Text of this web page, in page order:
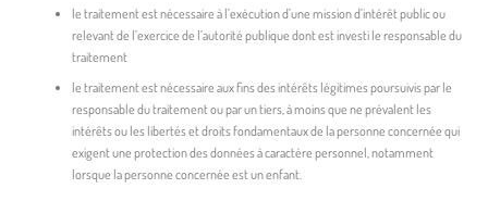
le traitement est nécessaire à l’exécution d’une mission d’intérêt public ou
relevant de l’exercice de l’autorité publique dont est investi le responsable du
traitement
le traitement est nécessaire aux fins des intérêts légitimes poursuivis par le
responsable du traitement ou par un tiers, à moins que ne prévalent les
intérêts ou les libertés et droits fondamentaux de la personne concernée qui
exigent une protection des données à caractère personnel, notamment
lorsque la personne concernée est un enfant.